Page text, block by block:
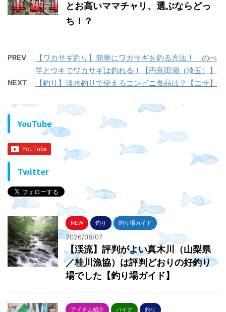
とお高いママチャリ、選ぶならどっ
ち！？
PREV
【ワカサギ釣り】簡単にワカサギを釣る方法！ のべ
竿とウキでワカサギは釣れる！【円良田湖（埼玉）】
NEXT 【釣り】淡水釣りで使えるコンビニ食品は？【エサ】
YouTube
Twitter
NEW 釣り 釣り場ガイド
2026/08/07
【渓流】評判がよい真木川（山梨県
／桂川漁協）は評判どおりの好釣り
場でした【釣り場ガイド】
アイテム紹介 バイク 釣り